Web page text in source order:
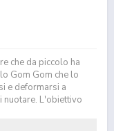
che da piccolo ha
Gom Gom che lo
e deformarsi a
nuotare. L'obiettivo